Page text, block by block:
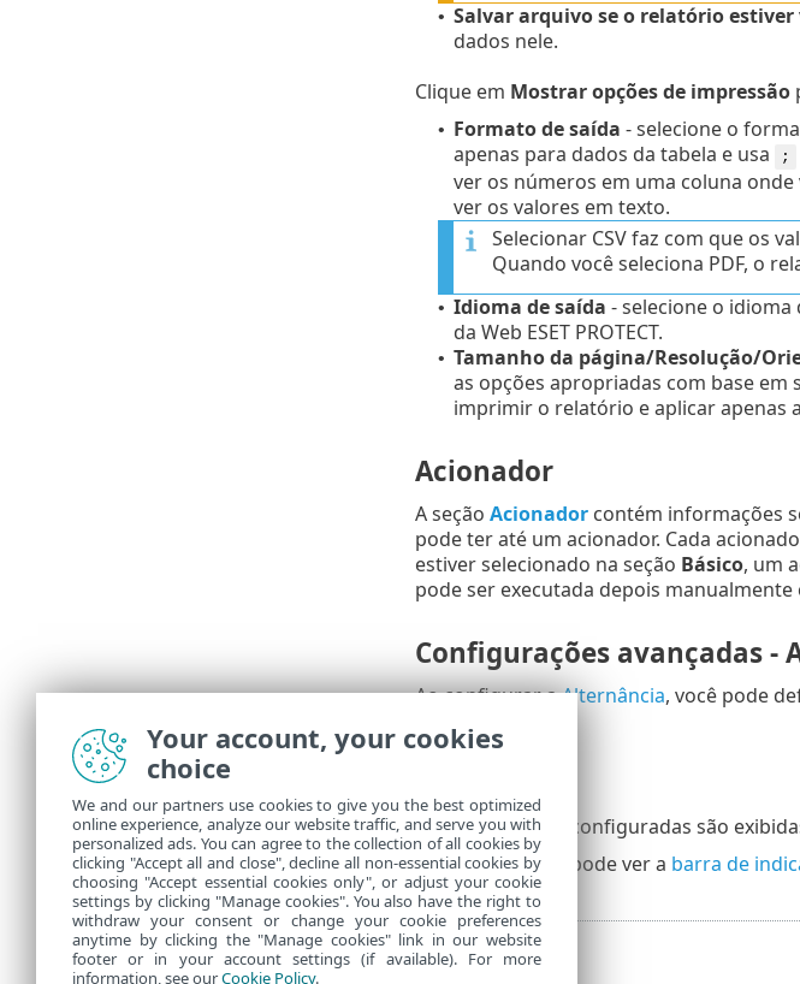
• Salvar arquivo se o relatório estiver
dados nele.
Clique em Mostrar opções de impressão
• Formato de saída - selecione o
apenas para dados da tabela e usa
;
ver os números em uma coluna
ver os valores em texto.
Selecionar CSV faz com que os
Quando você seleciona PDF, o
• Idioma de saída - selecione o
da Web ESET PROTECT.
• Tamanho da página/Resolução/
as opções apropriadas com base em
imprimir o relatório e aplicar apenas
Acionador
A seção Acionadorcontém informações
pode ter até um acionador. Cada
estiver selecionado na seção Básico, um
pode ser executada depois
Configurações avançadas -
Ao configurar aAlternância, você pode
Todas as opções configuradas são
EmTarefasvocê pode ver a barra de
Your account, your cookies
choice
We and our partners use cookies to give you the best optimized
online experience, analyze our website traffic, and serve you with
personalized ads. You can agree to the collection of all cookies by
clicking "Accept all and close", decline all non-essential cookies by
choosing "Accept essential cookies only", or adjust your cookie
settings by clicking "Manage cookies". You also have the right to
withdraw your consent or change your cookie preferences
anytime by clicking the "Manage cookies" link in our website
footer or in your account settings (if available). For more
information, see ourCookie Policy.